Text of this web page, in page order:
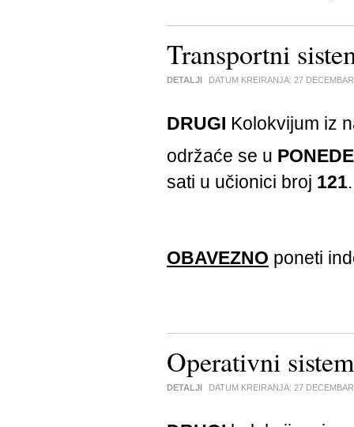
Transportni
DETALJI DATUM KREIRANJA: 27
DRUGI
Kolokvijum iz
održaće se u
sati u učionici broj 121.
OBAVEZNO poneti
Operativni
DETALJI DATUM KREIRANJA: 27